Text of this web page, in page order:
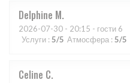
Delphine M
2026-07-30 - 20:15 - гости 6
Услуги : 5/5 Атмосфера : 5/5
Celine C